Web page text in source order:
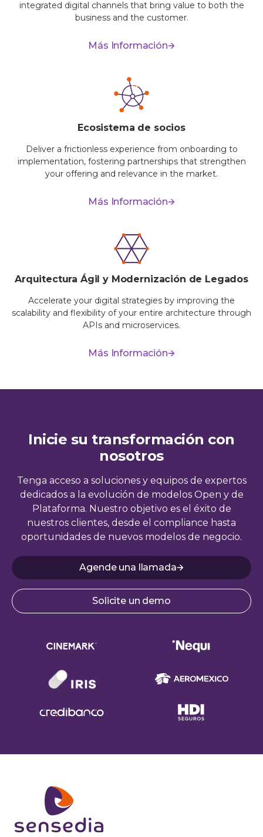
integrated digital channels that bring value to both the
business and the customer.
Más Información
Ecosistema de socios
Deliver a frictionless experience from onboarding to
implementation, fostering partnerships that strengthen
your offering and relevance in the market.
Más Información
Arquitectura Ágil y Modernización de Legados
Accelerate your digital strategies by improving the
scalability and flexibility of your entire architecture through
APIs and microservices.
Más Información
Inicie su transformación con
nosotros
Tenga acceso a soluciones y equipos de expertos
dedicados a la evolución de modelos Open y de
Plataforma. Nuestro objetivo es el éxito de
nuestros clientes, desde el compliance hasta
oportunidades de nuevos modelos de negocio.
Agende una llamada
Solicite un demo